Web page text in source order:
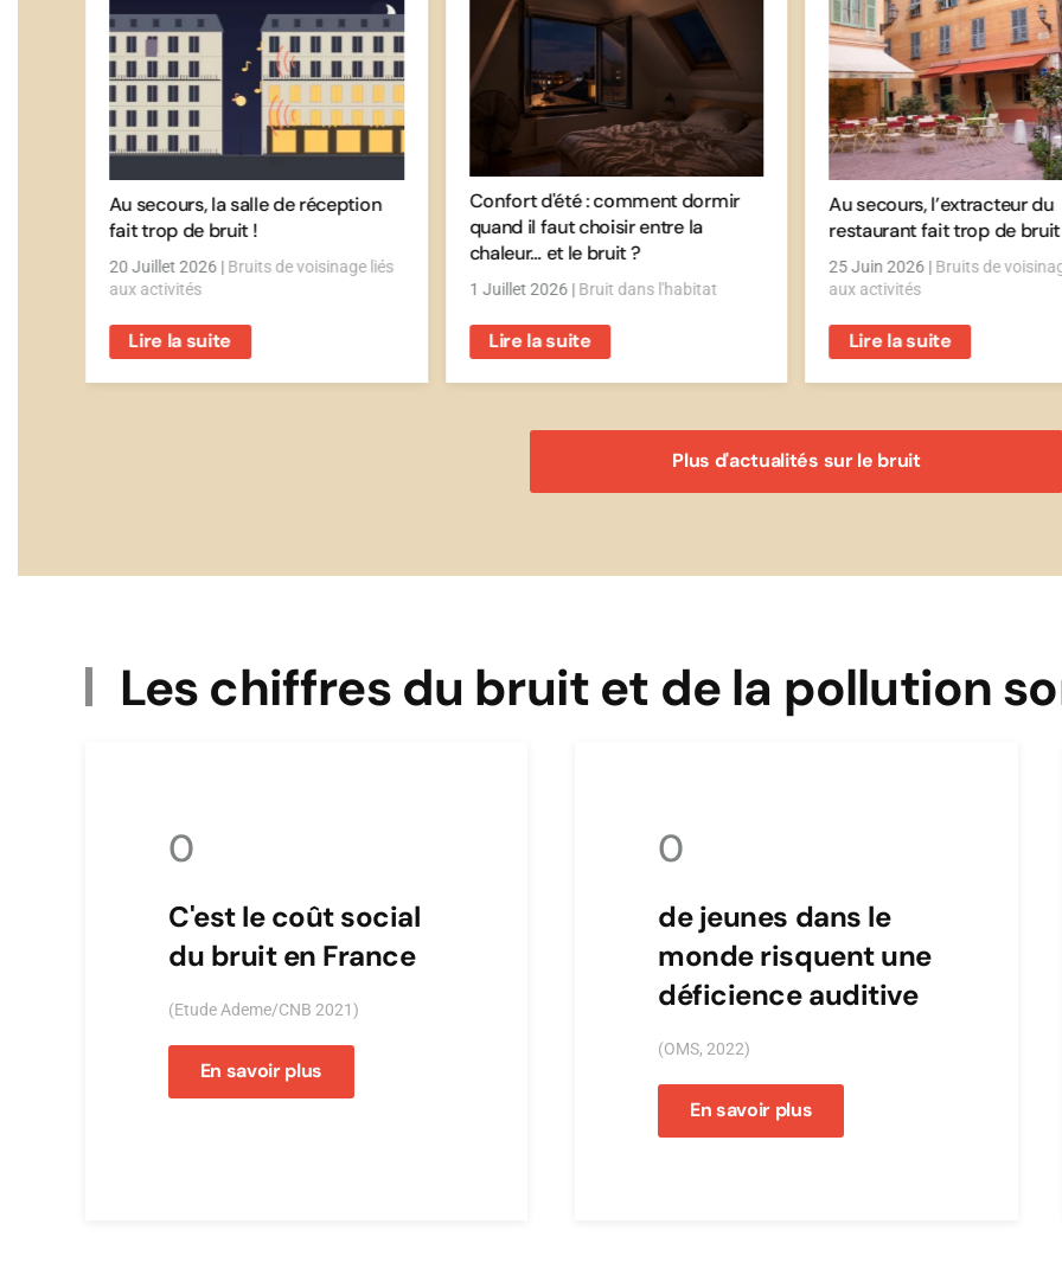
Au secours, la salle de réception
fait trop de bruit !
20 Juillet 2026 | Bruits de voisinage liés
aux activités
Lire la suite
Confort d'été : comment dormir
quand il faut choisir entre la
chaleur… et le bruit ?
1 Juillet 2026| Bruit dans l'habitat
Lire la suite
Au secours, l’extracteur du
restaurant fait trop de bruit
25 Juin 2026 | Bruits de
aux activités
Lire la suite
Plus d'actualités sur le bruit
Les chiffres du bruit et de la pollution
0
C'est le coût social
du bruit en France
(Etude Ademe/CNB 2021)
En savoir plus
0
de jeunes dans le
monde risquent une
déficience auditive
(OMS, 2022)
En savoir plus